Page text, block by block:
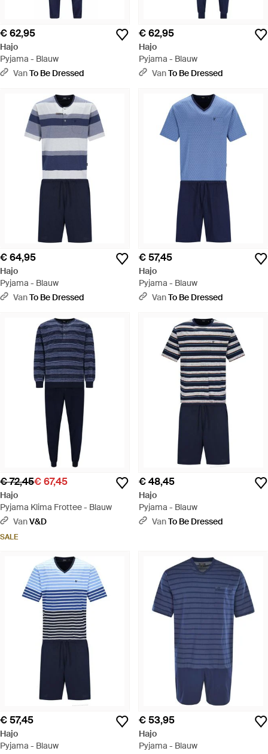
€ 62,95
Hajo
Pyjama - Blauw
VanTo Be Dressed
€ 62,95
Hajo
Pyjama - Blauw
VanTo Be Dressed
€ 64,95
Hajo
Pyjama - Blauw
VanTo Be Dressed
€ 57,45
Hajo
Pyjama - Blauw
VanTo Be Dressed
€ 72,45€ 67,45
Hajo
Pyjama Klima Frottee - Blauw
VanV&D
SALE
€ 48,45
Hajo
Pyjama - Blauw
VanTo Be Dressed
€ 57,45
Hajo
Pyjama - Blauw
€ 53,95
Hajo
Pyjama - Blauw